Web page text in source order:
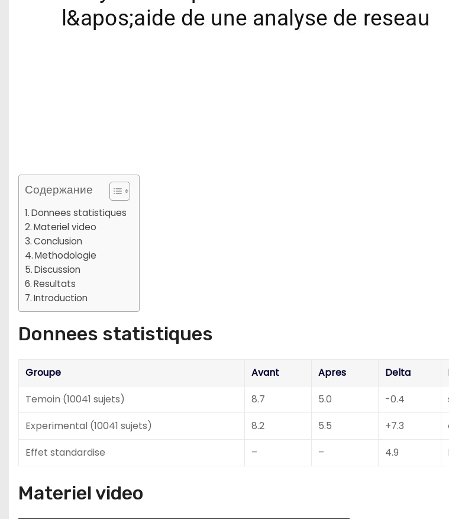
Содержание
Donnees statistiques
Materiel video
Conclusion
Methodologie
Discussion
Resultats
Introduction
Donnees statistiques
Groupe Avant Apres Delta
Temoin (10041 sujets)
8.7 5.0 -0.4
Experimental (10041 sujets)
8.2 5.5 +7.3
Effet standardise
– – 4.9
Materiel video